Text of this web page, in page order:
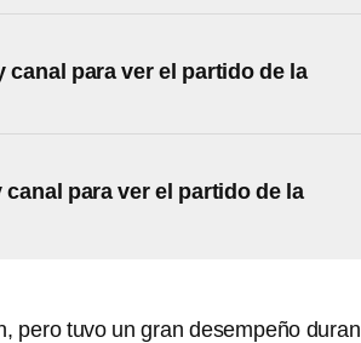
para ver el partido de la
para ver el partido de la
pero tuvo un gran desempeño